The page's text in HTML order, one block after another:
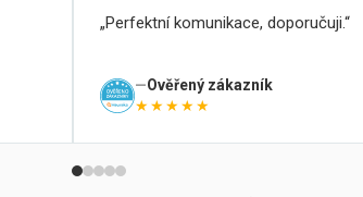
Perfektní komunikace, doporučuji.
Ověřený zákazník
★★★★★